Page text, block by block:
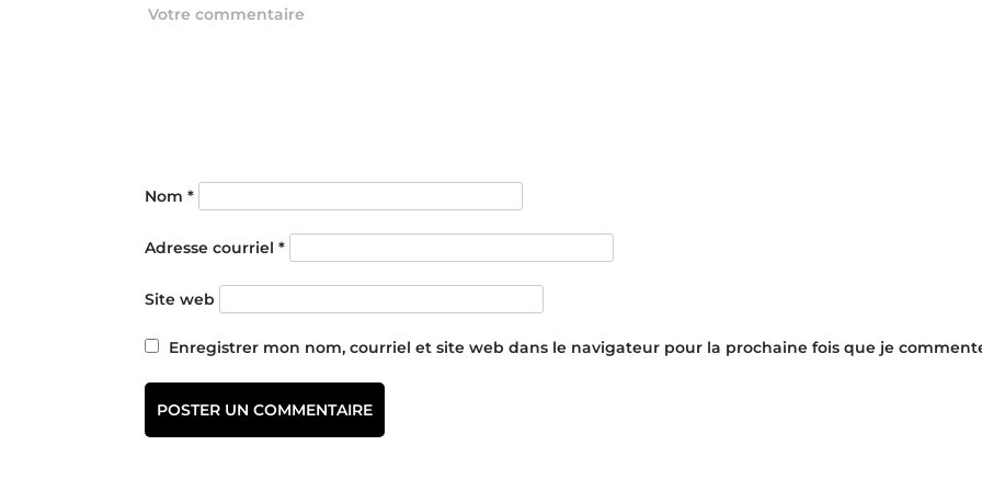
Nom *
Adresse courriel *
Site web
Enregistrer mon nom, courriel et site web dans le navigateur pour la prochaine fois que je